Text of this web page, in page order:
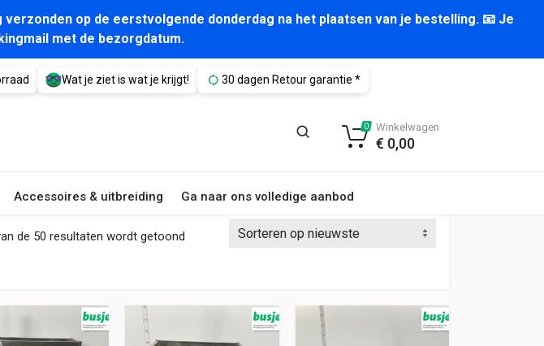
op de eerstvolgende donderdag na het plaatsen van je bestelling. 📧 Je
met de bezorgdatum.
Wat je ziet is wat je krijgt! 30 dagen Retour garantie *
Accessoires & uitbreiding Ga naar ons volledige aanbod
0 Winkelwagen
€ 0,00
de 50 resultaten wordt getoond Gesorteerd op nieuwste